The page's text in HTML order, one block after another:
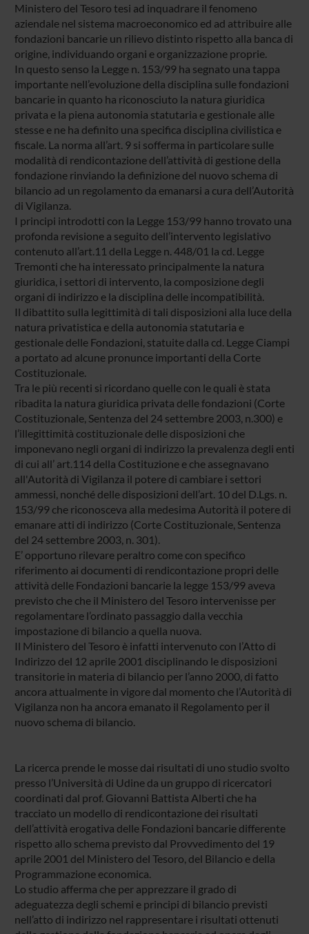
Ministero del Tesoro tesi ad inquadrare il fenomeno
aziendale nel sistema macroeconomico ed ad attribuire alle
fondazioni bancarie un rilievo distinto rispetto alla banca di
origine, individuando organi e organizzazione proprie.
In questo senso la Legge n. 153/99 ha segnato una tappa
importante nell’evoluzione della disciplina sulle fondazioni
bancarie in quanto ha riconosciuto la natura giuridica
privata e la piena autonomia statutaria e gestionale alle
stesse e ne ha definito una specifica disciplina civilistica e
fiscale. La norma all’art. 9 si sofferma in particolare sulle
modalità di rendicontazione dell’attività di gestione della
fondazione rinviando la definizione del nuovo schema di
bilancio ad un regolamento da emanarsi a cura dell’Autorità
di Vigilanza.
I principi introdotti con la Legge 153/99 hanno trovato una
profonda revisione a seguito dell’intervento legislativo
contenuto all’art.11 della Legge n. 448/01 la cd. Legge
Tremonti che ha interessato principalmente la natura
giuridica, i settori di intervento, la composizione degli
organi di indirizzo e la disciplina delle incompatibilità.
Il dibattito sulla legittimità di tali disposizioni alla luce della
natura privatistica e della autonomia statutaria e
gestionale delle Fondazioni, statuite dalla cd. Legge Ciampi
a portato ad alcune pronunce importanti della Corte
Costituzionale.
Tra le più recenti si ricordano quelle con le quali è stata
ribadita la natura giuridica privata delle fondazioni (Corte
Costituzionale, Sentenza del 24 settembre 2003, n.300) e
l’illegittimità costituzionale delle disposizioni che
imponevano negli organi di indirizzo la prevalenza degli enti
di cui all’ art.114 della Costituzione e che assegnavano
all'Autorità di Vigilanza il potere di cambiare i settori
ammessi, nonché delle disposizioni dell’art. 10 del D.Lgs. n.
153/99 che riconosceva alla medesima Autorità il potere di
emanare atti di indirizzo (Corte Costituzionale, Sentenza
del 24 settembre 2003, n. 301).
E’ opportuno rilevare peraltro come con specifico
riferimento ai documenti di rendicontazione propri delle
attività delle Fondazioni bancarie la legge 153/99 aveva
previsto che che il Ministero del Tesoro intervenisse per
regolamentare l’ordinato passaggio dalla vecchia
impostazione di bilancio a quella nuova.
Il Ministero del Tesoro è infatti intervenuto con l’Atto di
Indirizzo del 12 aprile 2001 disciplinando le disposizioni
transitorie in materia di bilancio per l’anno 2000, di fatto
ancora attualmente in vigore dal momento che l’Autorità di
Vigilanza non ha ancora emanato il Regolamento per il
nuovo schema di bilancio.
La ricerca prende le mosse dai risultati di uno studio svolto
presso l’Università di Udine da un gruppo di ricercatori
coordinati dal prof. Giovanni Battista Alberti che ha
tracciato un modello di rendicontazione dei risultati
dell’attività erogativa delle Fondazioni bancarie differente
rispetto allo schema previsto dal Provvedimento del 19
aprile 2001 del Ministero del Tesoro, del Bilancio e della
Programmazione economica.
Lo studio afferma che per apprezzare il grado di
adeguatezza degli schemi e principi di bilancio previsti
nell’atto di indirizzo nel rappresentare i risultati ottenuti